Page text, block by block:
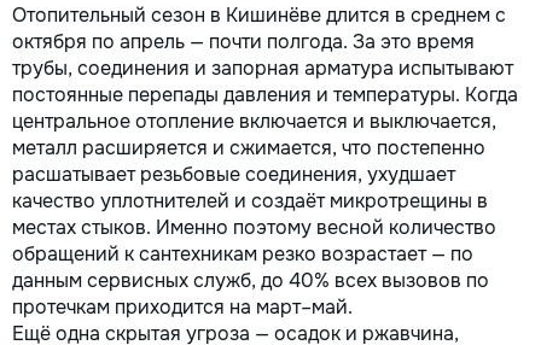
Отопительный сезон в Кишинёве длится в среднем с
октября по апрель — почти полгода. За это время
трубы, соединения и запорная арматура испытывают
постоянные перепады давления и температуры. Когда
центральное отопление включается и выключается,
металл расширяется и сжимается, что постепенно
расшатывает резьбовые соединения, ухудшает
качество уплотнителей и создаёт микротрещины в
местах стыков. Именно поэтому весной количество
обращений к сантехникам резко возрастает — по
данным сервисных служб, до 40% всех вызовов по
протечкам приходится на март–май.
Ещё одна скрытая угроза — осадок и ржавчина,